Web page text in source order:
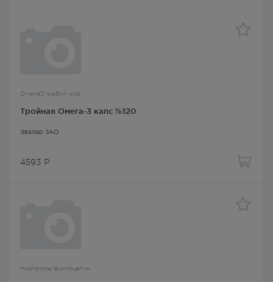
Омега3/рыбий жир
Тройная Омега-3 капс №120
Эвалар ЗАО
4593 Р
Ноотропы/винпоцетин